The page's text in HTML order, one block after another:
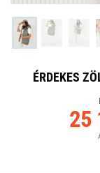
ÉRDEKES
25